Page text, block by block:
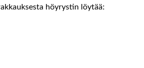
höyrystin löytää: